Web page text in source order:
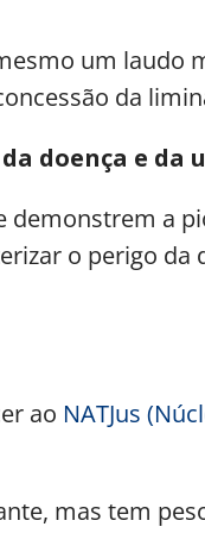
um laudo
da
doença e da
demonstrem a
o perigo da
ao NATJus
mas tem